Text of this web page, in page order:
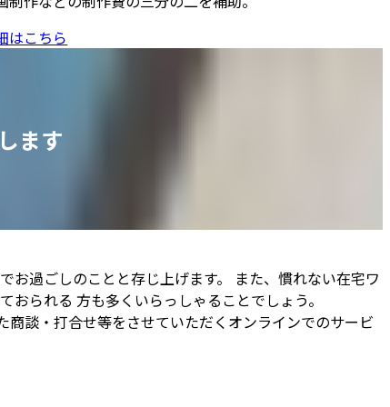
はこちら
ます
過ごしのことと存じ上げます。 また、慣れない在宅ワ
られる 方も多くいらっしゃることでしょう。
談・打合せ等をさせていただくオンラインでのサービ